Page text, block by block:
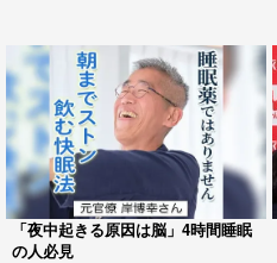
「夜中起きる原因は脳」4時間睡眠
の人必見